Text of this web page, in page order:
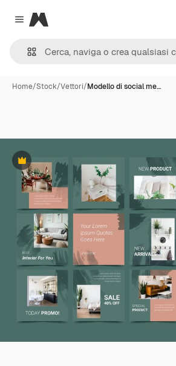
Close menu
Magnific
Home/Stock/Vettori/Modello di social me…
Premium